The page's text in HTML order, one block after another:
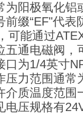
为阳极氧化铝
前缀“EF"代
可能通过
五通电磁阀，
为1/4英寸
压力范围通常
介质温度范
电压规格有